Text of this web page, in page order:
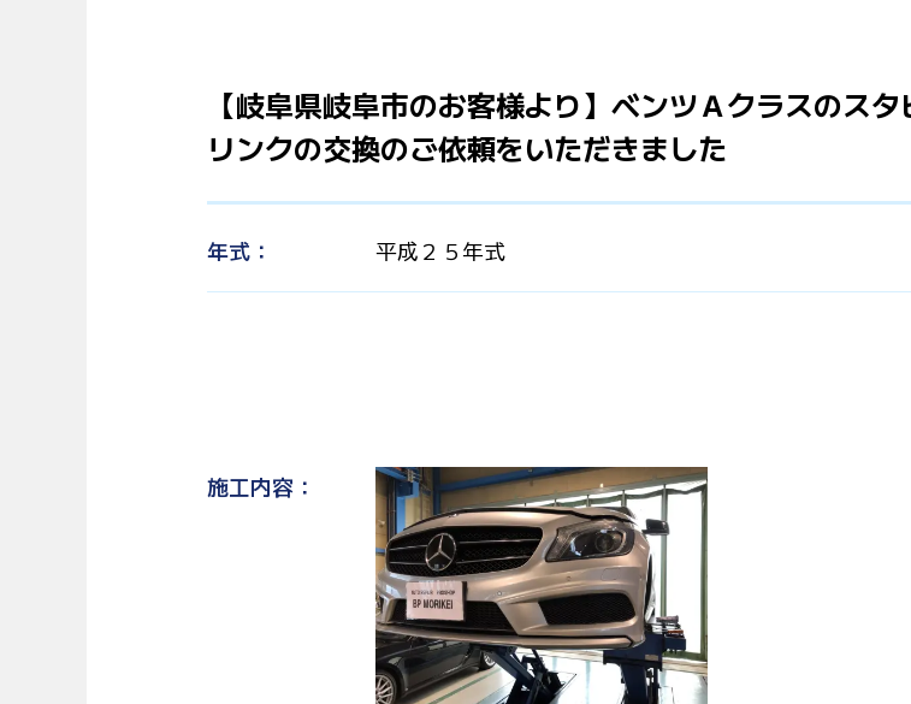
【岐阜県岐阜市のお客様より】ベンツＡクラスのスタ
リンクの交換のご依頼をいただきました
年式 平成２５年式
施工内容